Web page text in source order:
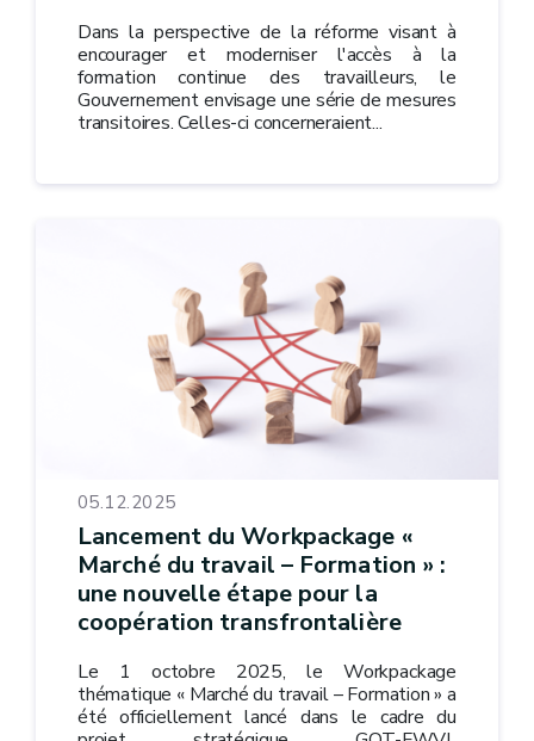
Dans la perspective de la réforme visant à
encourager et moderniser l'accès à la
formation continue des travailleurs, le
Gouvernement envisage une série de mesures
transitoires. Celles-ci concerneraient...
05.12.2025
Lancement du Workpackage «
Marché du travail – Formation » :
une nouvelle étape pour la
coopération transfrontalière
Le 1 octobre 2025, le Workpackage
thématique « Marché du travail – Formation » a
été officiellement lancé dans le cadre du